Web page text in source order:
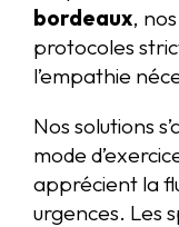
bordeaux,
protocoles
l’empathie
Nos solutions
mode
apprécient la
urgences. Les